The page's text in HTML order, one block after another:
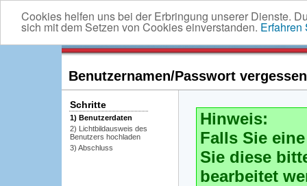
Cookies helfen uns bei der Erbringung unserer Dienste.
sich mit dem Setzen von Cookies einverstanden. Erfahren
Benutzernamen/Passwort
Schritte
1) Benutzerdaten
2) Lichtbildausweis des
Benutzers hochladen
3) Abschluss
Hinweis:
Falls Sie
Sie diese
bearbeitet